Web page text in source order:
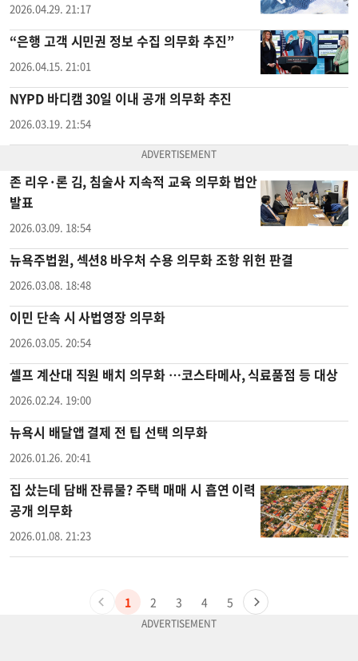
2026.04.29. 21:17
“은행 고객 시민권 정보 수집 의무화 추진”
2026.04.15. 21:01
NYPD 바디캠 30일 이내 공개 의무화 추진
2026.03.19. 21:54
존 리우·론 김, 침술사 지속적 교육 의무화 법안
발표
2026.03.09. 18:54
뉴욕주법원, 섹션8 바우처 수용 의무화 조항 위헌 판결
2026.03.08. 18:48
이민 단속 시 사법영장 의무화
2026.03.05. 20:54
셀프 계산대 직원 배치 의무화 …코스타메사, 식료품점 등 대상
2026.02.24. 19:00
뉴욕시 배달앱 결제 전 팁 선택 의무화
2026.01.26. 20:41
집 샀는데 담배 잔류물? 주택 매매 시 흡연 이력
공개 의무화
2026.01.08. 21:23
1 2 3 4 5